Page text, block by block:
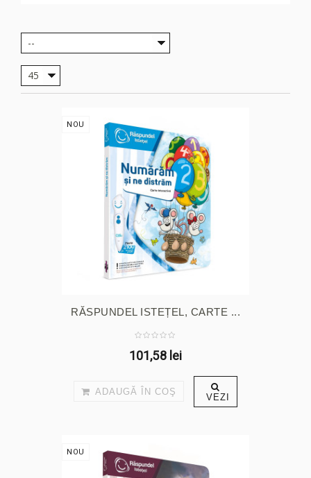
--
45
NOU
RĂSPUNDEL ISTEȚEL, CARTE ...
101,58 lei
ADAUGĂ ÎN COŞ VEZI
NOU